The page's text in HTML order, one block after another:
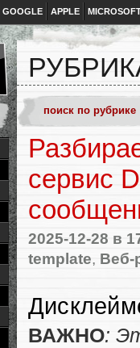
GOOGLE APPLE
сервис
2025-12-28 в
template, Веб-
ВАЖНО: